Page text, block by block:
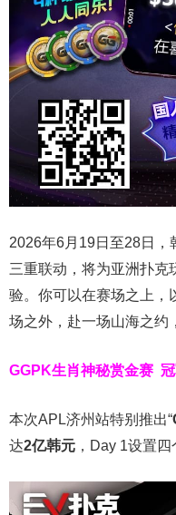
2026年6月19日至28日，
三重联动，将为亚洲扑克
验。 你可以在赛场之上，
场之外，赴一场山海之约
GGPK生肖神秘赏金赛
本次APL济州站特别推出“
达2亿韩元 ，Day 1设置